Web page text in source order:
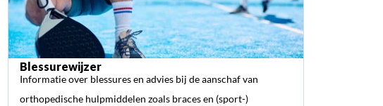
Blessurewijzer
Informatie over blessures en advies bij de aanschaf van
orthopedische hulpmiddelen zoals braces en (sport-)